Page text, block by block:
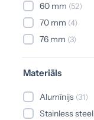
60 mm (52)
70 mm (4)
76 mm (3)
Materiāls
Alumīnijs (31)
Stainless steel